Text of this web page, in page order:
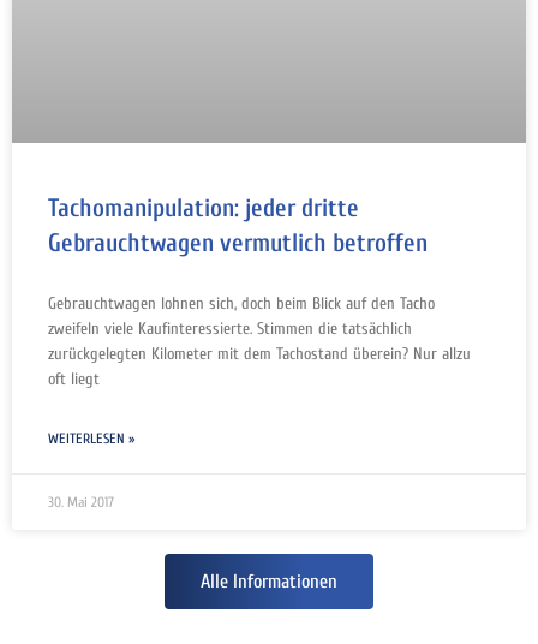
Tachomanipulation: jeder dritte
Gebrauchtwagen vermutlich betroffen
Gebrauchtwagen lohnen sich, doch beim Blick auf den Tacho
zweifeln viele Kaufinteressierte. Stimmen die tatsächlich
zurückgelegten Kilometer mit dem Tachostand überein? Nur allzu
oft liegt
WEITERLESEN »
30. Mai 2017
Alle Informationen